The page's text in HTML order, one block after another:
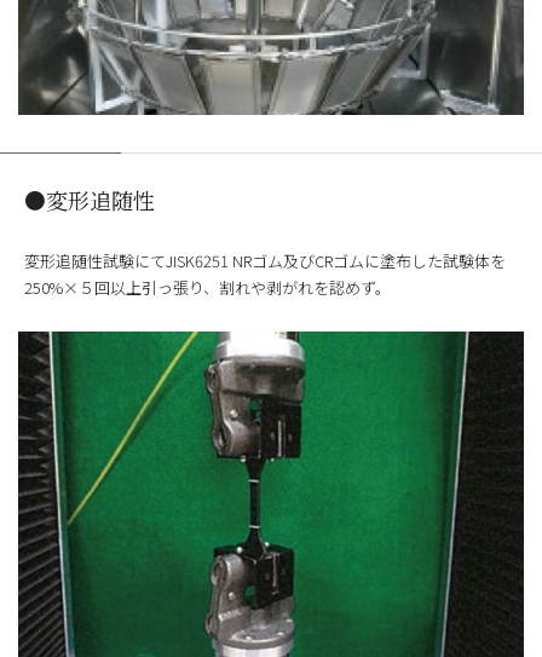
●変形追随性
変形追随性試験にてJISK6251 NRゴム及びCRゴムに塗布した試験体を
250%×５回以上引っ張り、割れや剥がれを認めず。